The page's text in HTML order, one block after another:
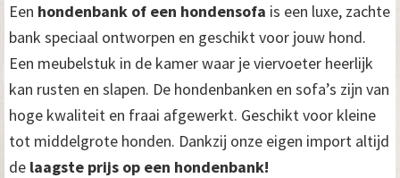
Een hondenbank of een hondensofa is een luxe, zachte
bank speciaal ontworpen en geschikt voor jouw hond.
Een meubelstuk in de kamer waar je viervoeter heerlijk
kan rusten en slapen. De hondenbanken en sofa’s zijn van
hoge kwaliteit en fraai afgewerkt. Geschikt voor kleine
tot middelgrote honden. Dankzij onze eigen import altijd
de laagste prijs op een hondenbank!